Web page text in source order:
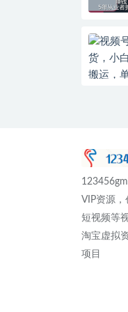
VIP资源
短视频等
淘宝虚拟
项目